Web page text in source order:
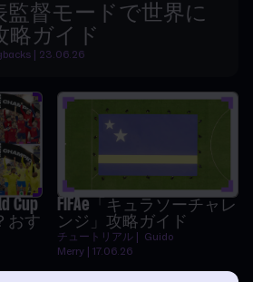
監督モードで世界に
略ガイド
| 23.06.26
Cup
おす
FIFAe「キュラソーチャレ
ンジ」攻略ガイド
チュートリアル | Guido
Merry | 17.06.26